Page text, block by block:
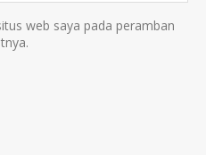
web saya pada peramban